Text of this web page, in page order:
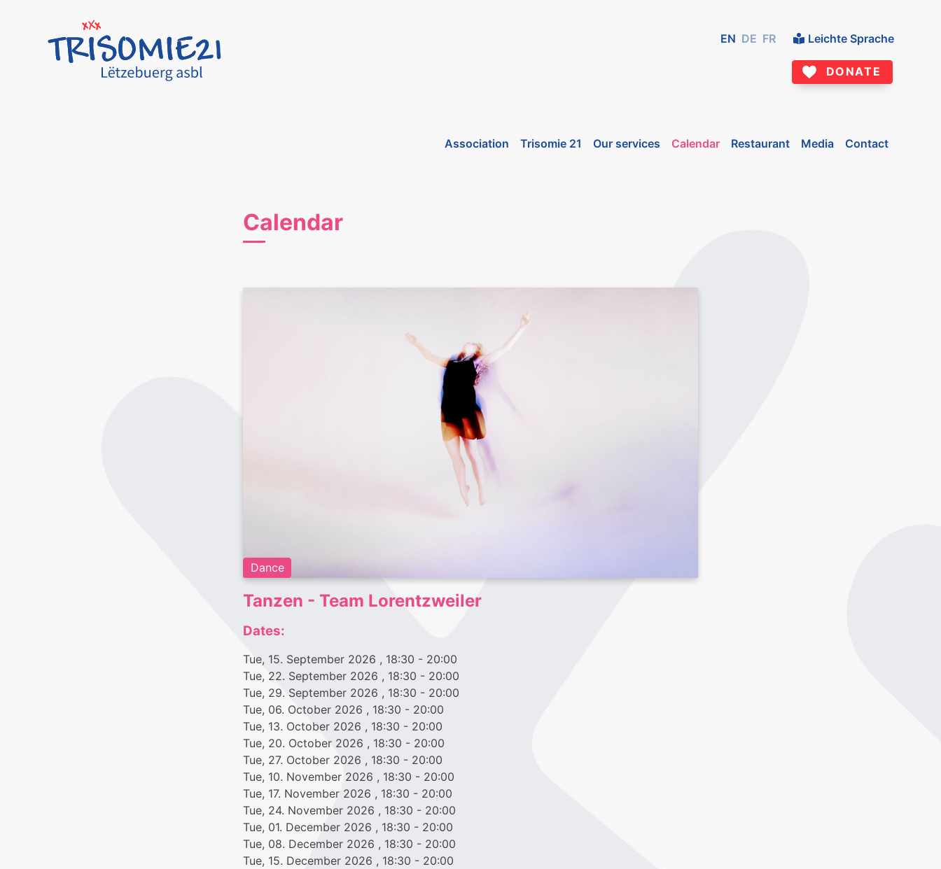
EN DE FR Leichte Sprache
DONATE
Association Trisomie 21 Our services Calendar Restaurant Media Contact
Calendar
Dance
Tanzen - Team Lorentzweiler
Dates:
Tue, 15. September 2026 , 18:30 - 20:00
Tue, 22. September 2026 , 18:30 - 20:00
Tue, 29. September 2026 , 18:30 - 20:00
Tue, 06. October 2026 , 18:30 - 20:00
Tue, 13. October 2026 , 18:30 - 20:00
Tue, 20. October 2026 , 18:30 - 20:00
Tue, 27. October 2026 , 18:30 - 20:00
Tue, 10. November 2026 , 18:30 - 20:00
Tue, 17. November 2026 , 18:30 - 20:00
Tue, 24. November 2026 , 18:30 - 20:00
Tue, 01. December 2026 , 18:30 - 20:00
Tue, 08. December 2026 , 18:30 - 20:00
Tue, 15. December 2026 , 18:30 - 20:00